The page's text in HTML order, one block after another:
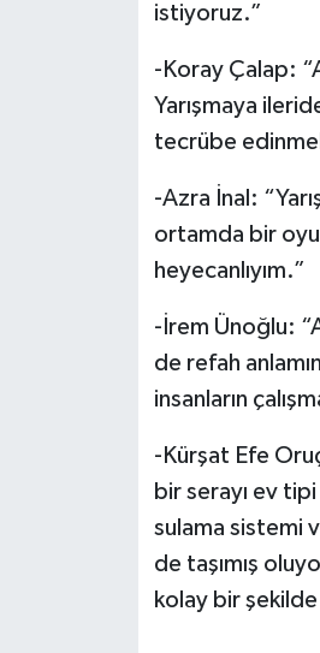
istiyoruz.”
-Koray Çalap:
Yarışmaya
tecrübe
-Azra İnal:
ortamda bir
heyecanlıyım.”
-İrem Ünoğlu:
de refah
insanların
-Kürşat Efe
bir serayı ev
sulama sistemi
de taşımış
kolay bir